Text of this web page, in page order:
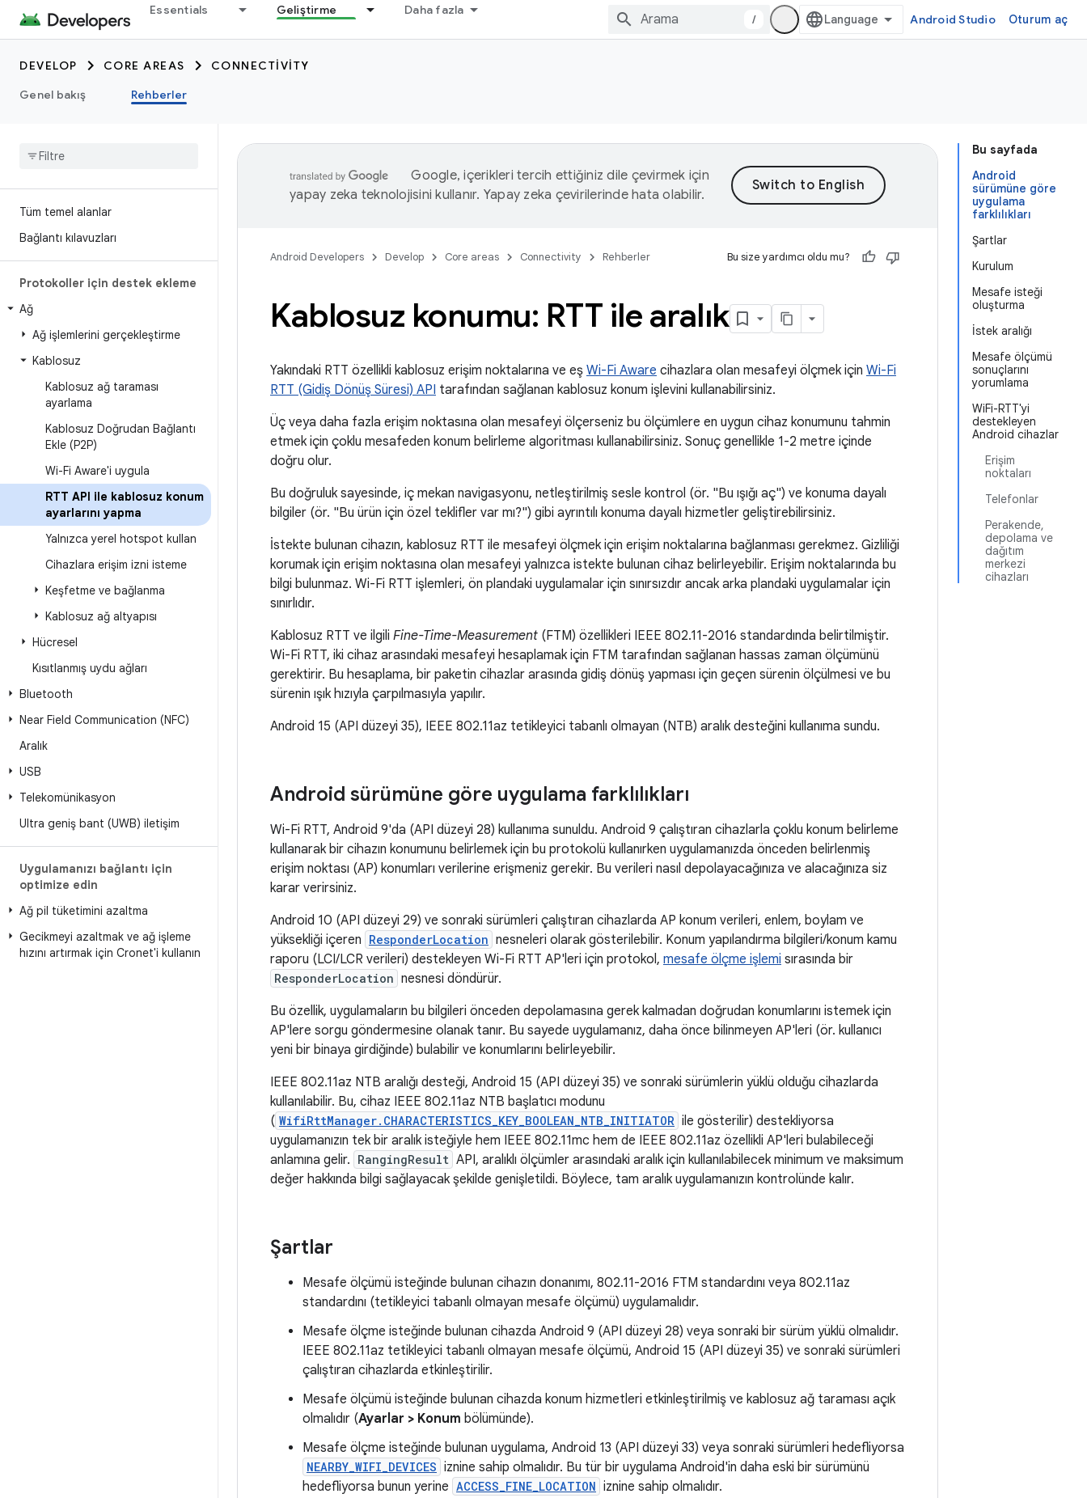
Essentials Geliştirme Daha fazla
/ Android Studio Oturum aç
DEVELOP CORE AREAS
CONNECTIVITY
Genel bakış
Rehberler
Tüm temel alanlar
Bağlantı kılavuzları
Protokoller için destek ekleme
Ağ
Ağ işlemlerini gerçekleştirme
Kablosuz
Kablosuz ağ taraması
ayarlama
Kablosuz Doğrudan Bağlantı
Ekle (P2P)
Wi-Fi Aware'i uygula
RTT API ile kablosuz konum
ayarlarını yapma
Yalnızca yerel hotspot kullan
Cihazlara erişim izni isteme
Keşfetme ve bağlanma
Kablosuz ağ altyapısı
Hücresel
Kısıtlanmış uydu ağları
Bluetooth
Near Field Communication (NFC)
Aralık
USB
Telekomünikasyon
Ultra geniş bant (UWB) iletişim
Uygulamanızı bağlantı için
optimize edin
Ağ pil tüketimini azaltma
Gecikmeyi azaltmak ve ağ işleme
hızını artırmak için Cronet'i kullanın
Bu sayfada
Android
sürümüne göre
uygulama
farklılıkları
Şartlar
Kurulum
Mesafe isteği
oluşturma
İstek aralığı
Mesafe ölçümü
sonuçlarını
yorumlama
WiFi-RTT'yi
destekleyen
Android cihazlar
Erişim
noktaları
Telefonlar
Perakende,
depolama ve
dağıtım
merkezi
cihazları
Google, içerikleri tercih ettiğiniz dile çevirmek için
yapay zeka teknolojisini kullanır. Yapay zeka çevirilerinde hata olabilir.
Android Developers Develop Core areas Connectivity Rehberler Bu size yardımcı oldu mu?
Kablosuz konumu: RTT ile aralık
Yakındaki RTT özellikli kablosuz erişim noktalarına ve eş Wi-Fi Aware cihazlara olan mesafeyi ölçmek için Wi-Fi
RTT (Gidiş Dönüş Süresi) API tarafından sağlanan kablosuz konum işlevini kullanabilirsiniz.
Üç veya daha fazla erişim noktasına olan mesafeyi ölçerseniz bu ölçümlere en uygun cihaz konumunu tahmin
etmek için çoklu mesafeden konum belirleme algoritması kullanabilirsiniz. Sonuç genellikle 1-2 metre içinde
doğru olur.
Bu doğruluk sayesinde, iç mekan navigasyonu, netleştirilmiş sesle kontrol (ör. "Bu ışığı aç") ve konuma dayalı
bilgiler (ör. "Bu ürün için özel teklifler var mı?") gibi ayrıntılı konuma dayalı hizmetler geliştirebilirsiniz.
İstekte bulunan cihazın, kablosuz RTT ile mesafeyi ölçmek için erişim noktalarına bağlanması gerekmez. Gizliliği
korumak için erişim noktasına olan mesafeyi yalnızca istekte bulunan cihaz belirleyebilir. Erişim noktalarında bu
bilgi bulunmaz. Wi-Fi RTT işlemleri, ön plandaki uygulamalar için sınırsızdır ancak arka plandaki uygulamalar için
sınırlıdır.
Kablosuz RTT ve ilgili Fine-Time-Measurement (FTM) özellikleri IEEE 802.11-2016 standardında belirtilmiştir.
Wi-Fi RTT, iki cihaz arasındaki mesafeyi hesaplamak için FTM tarafından sağlanan hassas zaman ölçümünü
gerektirir. Bu hesaplama, bir paketin cihazlar arasında gidiş dönüş yapması için geçen sürenin ölçülmesi ve bu
sürenin ışık hızıyla çarpılmasıyla yapılır.
Android 15 (API düzeyi 35), IEEE 802.11az tetikleyici tabanlı olmayan (NTB) aralık desteğini kullanıma sundu.
Android sürümüne göre uygulama farklılıkları
Wi-Fi RTT, Android 9'da (API düzeyi 28) kullanıma sunuldu. Android 9 çalıştıran cihazlarla çoklu konum belirleme
kullanarak bir cihazın konumunu belirlemek için bu protokolü kullanırken uygulamanızda önceden belirlenmiş
erişim noktası (AP) konumları verilerine erişmeniz gerekir. Bu verileri nasıl depolayacağınıza ve alacağınıza siz
karar verirsiniz.
Android 10 (API düzeyi 29) ve sonraki sürümleri çalıştıran cihazlarda AP konum verileri, enlem, boylam ve
yüksekliği içeren ResponderLocation nesneleri olarak gösterilebilir. Konum yapılandırma bilgileri/konum kamu
raporu (LCI/LCR verileri) destekleyen Wi-Fi RTT AP'leri için protokol, mesafe ölçme işlemi sırasında bir
ResponderLocation nesnesi döndürür.
Bu özellik, uygulamaların bu bilgileri önceden depolamasına gerek kalmadan doğrudan konumlarını istemek için
AP'lere sorgu göndermesine olanak tanır. Bu sayede uygulamanız, daha önce bilinmeyen AP'leri (ör. kullanıcı
yeni bir binaya girdiğinde) bulabilir ve konumlarını belirleyebilir.
IEEE 802.11az NTB aralığı desteği, Android 15 (API düzeyi 35) ve sonraki sürümlerin yüklü olduğu cihazlarda
kullanılabilir. Bu, cihaz IEEE 802.11az NTB başlatıcı modunu
( WifiRttManager.CHARACTERISTICS_KEY_BOOLEAN_NTB_INITIATOR ile gösterilir) destekliyorsa
uygulamanızın tek bir aralık isteğiyle hem IEEE 802.11mc hem de IEEE 802.11az özellikli AP'leri bulabileceği
anlamına gelir. RangingResult API, aralıklı ölçümler arasındaki aralık için kullanılabilecek minimum ve maksimum
değer hakkında bilgi sağlayacak şekilde genişletildi. Böylece, tam aralık uygulamanızın kontrolünde kalır.
Şartlar
Mesafe ölçümü isteğinde bulunan cihazın donanımı, 802.11-2016 FTM standardını veya 802.11az
standardını (tetikleyici tabanlı olmayan mesafe ölçümü) uygulamalıdır.
Mesafe ölçme isteğinde bulunan cihazda Android 9 (API düzeyi 28) veya sonraki bir sürüm yüklü olmalıdır.
IEEE 802.11az tetikleyici tabanlı olmayan mesafe ölçümü, Android 15 (API düzeyi 35) ve sonraki sürümleri
çalıştıran cihazlarda etkinleştirilir.
Mesafe ölçümü isteğinde bulunan cihazda konum hizmetleri etkinleştirilmiş ve kablosuz ağ taraması açık
olmalıdır (Ayarlar > Konum bölümünde).
Mesafe ölçme isteğinde bulunan uygulama, Android 13 (API düzeyi 33) veya sonraki sürümleri hedefliyorsa
NEARBY_WIFI_DEVICES iznine sahip olmalıdır. Bu tür bir uygulama Android'in daha eski bir sürümünü
hedefliyorsa bunun yerine ACCESS_FINE_LOCATION iznine sahip olmalıdır.